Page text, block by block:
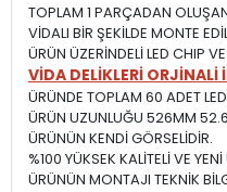
TOPLAM 1 PARÇADAN
VİDALI BİR ŞEKİLDE MONTE
ÜRÜN ÜZERİNDELİ LED CHIP
VİDA DELİKLERİ ORJİNALİ
ÜRÜNDE TOPLAM 60 ADET
ÜRÜN UZUNLUĞU 526MM
ÜRÜNÜN KENDİ GÖRSELİDİR.
%100 YÜKSEK KALİTELİ VE
ÜRÜNÜN MONTAJI TEKNİK